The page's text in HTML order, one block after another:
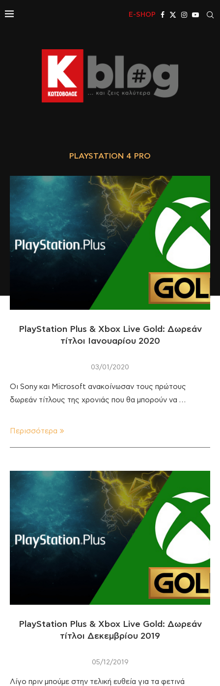
E-SHOP
PLAYSTATION 4 PRO
PlayStation Plus & Xbox Live Gold: Δωρεάν
τίτλοι Ιανουαρίου 2020
03/01/2020
Οι Sony και Microsoft ανακοίνωσαν τους πρώτους
δωρεάν τίτλους της χρονιάς που θα μπορούν να …
Περισσότερα
PlayStation Plus & Xbox Live Gold: Δωρεάν
τίτλοι Δεκεμβρίου 2019
05/12/2019
Λίγο πριν μπούμε στην τελική ευθεία για τα φετινά